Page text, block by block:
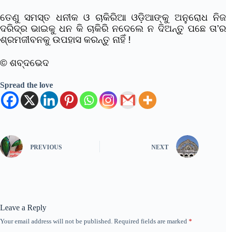
ତେଣୁ ସମସ୍ତ ଧନୀକ ଓ ଚାକିରିଆ ଓଡ଼ିଆଙ୍କୁ ଅନୁରୋଧ ନିଜ
ଦରିଦ୍ର ଭାଇକୁ ଧନ କି ଚାକିରି ନଦେଲେ ନ ଦିଅନ୍ତୁ ପଛେ ତା’ର
ଶ୍ରମଜୀବନକୁ ଉପହାସ କରନ୍ତୁ ନାହିଁ !
© ଶବ୍ଦଭେଦ
Spread the love
PREVIOUS NEXT
Leave a Reply
Your email address will not be published. Required fields are marked *